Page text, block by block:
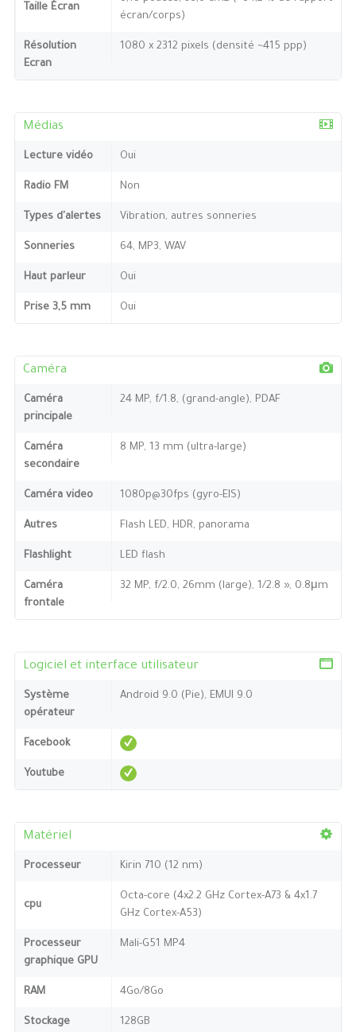
Taille Écran
écran/corps)
Résolution
Ecran
1080 x 2312 pixels (densité ~415 ppp)
Médias
Lecture vidéo Oui
Radio FM Non
Types d'alertes Vibration, autres sonneries
Sonneries 64, MP3, WAV
Haut parleur Oui
Prise 3,5 mm Oui
Caméra
Caméra
principale
24 MP, f/1.8, (grand-angle), PDAF
Caméra
secondaire
8 MP, 13 mm (ultra-large)
Caméra video 1080p@30fps (gyro-EIS)
Autres Flash LED, HDR, panorama
Flashlight LED flash
Caméra
frontale
32 MP, f/2.0, 26mm (large), 1/2.8 », 0.8μm
Logiciel et interface utilisateur
Système
opérateur
Android 9.0 (Pie), EMUI 9.0
Facebook
Youtube
Matériel
Processeur Kirin 710 (12 nm)
cpu
Octa-core (4x2.2 GHz Cortex-A73 & 4x1.7
GHz Cortex-A53)
Processeur
graphique GPU
Mali-G51 MP4
RAM 4Go/8Go
Stockage
128GB